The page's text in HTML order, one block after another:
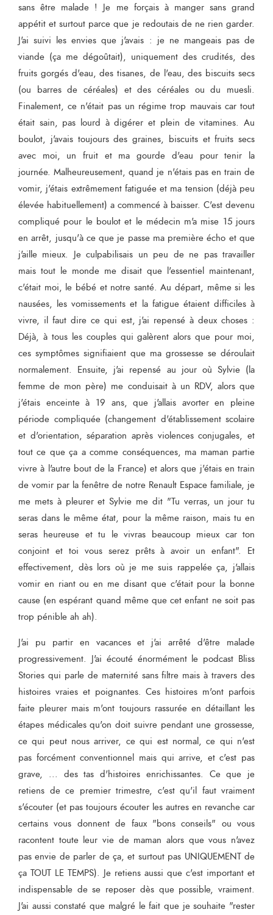
sans être malade ! Je me forçais à manger sans grand
appétit et surtout parce que je redoutais de ne rien garder.
J'ai suivi les envies que j'avais : je ne mangeais pas de
viande (ça me dégoûtait), uniquement des crudités, des
fruits gorgés d'eau, des tisanes, de l'eau, des biscuits secs
(ou barres de céréales) et des céréales ou du muesli.
Finalement, ce n'était pas un régime trop mauvais car tout
était sain, pas lourd à digérer et plein de vitamines. Au
boulot, j'avais toujours des graines, biscuits et fruits secs
avec moi, un fruit et ma gourde d'eau pour tenir la
journée. Malheureusement, quand je n'étais pas en train de
vomir, j'étais extrêmement fatiguée et ma tension (déjà peu
élevée habituellement) a commencé à baisser. C'est devenu
compliqué pour le boulot et le médecin m'a mise 15 jours
en arrêt, jusqu'à ce que je passe ma première écho et que
j'aille mieux. Je culpabilisais un peu de ne pas travailler
mais tout le monde me disait que l'essentiel maintenant,
c'était moi, le bébé et notre santé. Au départ, même si les
nausées, les vomissements et la fatigue étaient difficiles à
vivre, il faut dire ce qui est, j'ai repensé à deux choses :
Déjà, à tous les couples qui galèrent alors que pour moi,
ces symptômes signifiaient que ma grossesse se déroulait
normalement. Ensuite, j'ai repensé au jour où Sylvie (la
femme de mon père) me conduisait à un RDV, alors que
j'étais enceinte à 19 ans, que j'allais avorter en pleine
période compliquée (changement d'établissement scolaire
et d'orientation, séparation après violences conjugales, et
tout ce que ça a comme conséquences, ma maman partie
vivre à l'autre bout de la France) et alors que j'étais en train
de vomir par la fenêtre de notre Renault Espace familiale, je
me mets à pleurer et Sylvie me dit "Tu verras, un jour tu
seras dans le même état, pour la même raison, mais tu en
seras heureuse et tu le vivras beaucoup mieux car ton
conjoint et toi vous serez prêts à avoir un enfant". Et
effectivement, dès lors où je me suis rappelée ça, j'allais
vomir en riant ou en me disant que c'était pour la bonne
cause (en espérant quand même que cet enfant ne soit pas
trop pénible ah ah).
J'ai pu partir en vacances et j'ai arrêté d'être malade
progressivement. J'ai écouté énormément le podcast Bliss
Stories qui parle de maternité sans filtre mais à travers des
histoires vraies et poignantes. Ces histoires m'ont parfois
faite pleurer mais m'ont toujours rassurée en détaillant les
étapes médicales qu'on doit suivre pendant une grossesse,
ce qui peut nous arriver, ce qui est normal, ce qui n'est
pas forcément conventionnel mais qui arrive, et c'est pas
grave, ... des tas d'histoires enrichissantes. Ce que je
retiens de ce premier trimestre, c'est qu'il faut vraiment
s'écouter (et pas toujours écouter les autres en revanche car
certains vous donnent de faux "bons conseils" ou vous
racontent toute leur vie de maman alors que vous n'avez
pas envie de parler de ça, et surtout pas UNIQUEMENT de
ça TOUT LE TEMPS). Je retiens aussi que c'est important et
indispensable de se reposer dès que possible, vraiment.
J'ai aussi constaté que malgré le fait que je souhaite "rester